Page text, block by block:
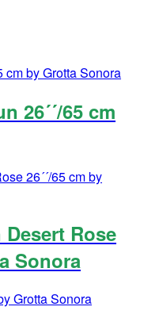
26´´/65 cm
Rose
Sonora